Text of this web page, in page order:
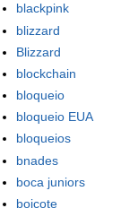
blackpink
blizzard
Blizzard
blockchain
bloqueio
bloqueio EUA
bloqueios
bnades
boca juniors
boicote